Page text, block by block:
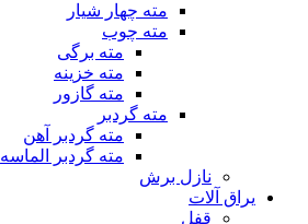
مته چهار شیار
مته چوب
مته برگی
مته خزینه
مته گازور
مته گردبر
مته گردبر آهن
مته گردبر الماسه
نازل برش
یراق آلات
قفل